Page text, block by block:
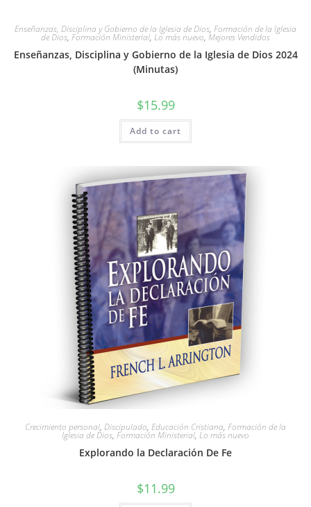
Enseñanzas, Disciplina y Gobierno de la Iglesia de Dios, Formación de la Iglesia
de Dios, Formación Ministerial, Lo más nuevo, Mejores Vendidos
Enseñanzas, Disciplina y Gobierno de la Iglesia de Dios 2024
(Minutas)
$15.99
Add to cart
Crecimiento personal, Discipulado, Educación Cristiana, Formación de la
Iglesia de Dios, Formación Ministerial, Lo más nuevo
Explorando la Declaración De Fe
$11.99